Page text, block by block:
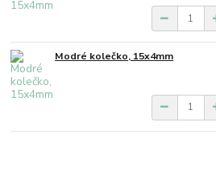
Modré kolečko, 15x4mm